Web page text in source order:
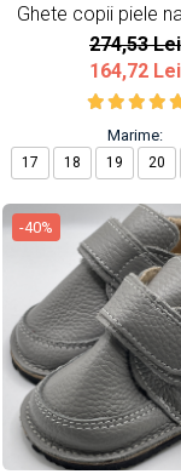
Ghete copii piele
Blue
274,53 Lei
164,72 Lei
Marime:
17 18 19 20
-40%